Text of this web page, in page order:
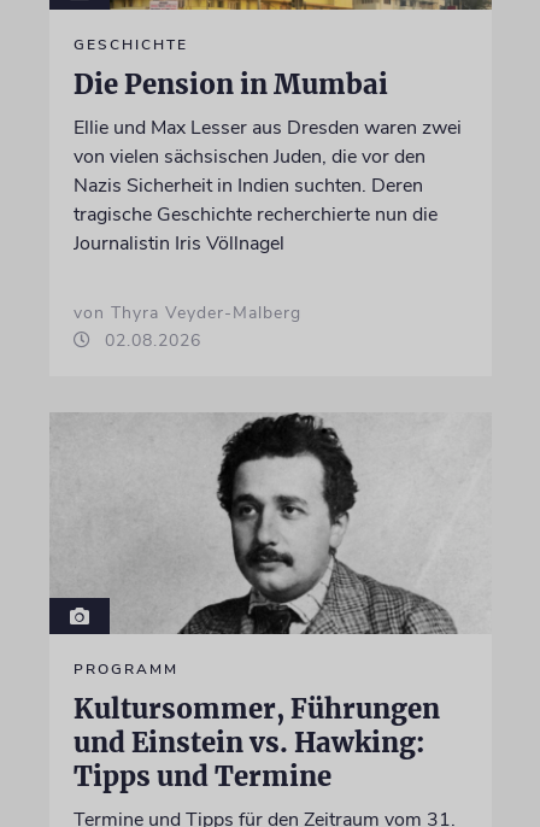
GESCHICHTE
Die Pension in Mumbai
Ellie und Max Lesser aus Dresden waren zwei
von vielen sächsischen Juden, die vor den
Nazis Sicherheit in Indien suchten. Deren
tragische Geschichte recherchierte nun die
Journalistin Iris Völlnagel
von Thyra Veyder-Malberg
02.08.2026
PROGRAMM
Kultursommer, Führungen
und Einstein vs. Hawking:
Tipps und Termine
Termine und Tipps für den Zeitraum vom 31.